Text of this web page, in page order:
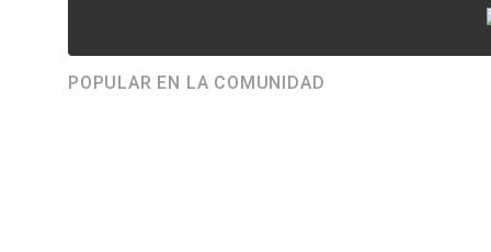
POPULAR EN LA COMUNIDAD